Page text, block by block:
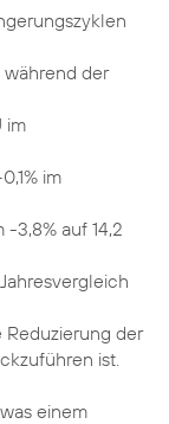
der
im
im
3,8% auf 14,2
Reduzierung der
ist.
einem